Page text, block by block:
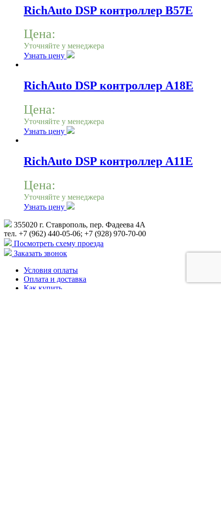
RichAuto DSP контроллер B57E
Цена:
Уточняйте у менеджера
Узнать цену
RichAuto DSP контроллер A18E
Цена:
Уточняйте у менеджера
Узнать цену
RichAuto DSP контроллер A11E
Цена:
Уточняйте у менеджера
Узнать цену
355020 г. Ставрополь, пер. Фадеева 4А
тел. +7 (962) 440-05-06; +7 (928) 970-70-00
Посмотреть схему проезда
Заказать звонок
Условия оплаты
Оплата и доставка
Как купить